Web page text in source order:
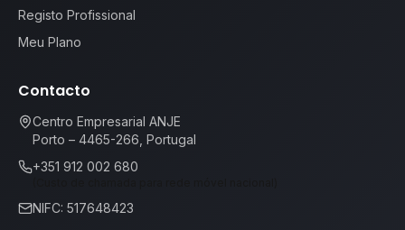
Registo Profissional
Meu Plano
Contacto
Centro Empresarial ANJE
Porto – 4465-266, Portugal
+351 912 002 680
NIFC: 517648423